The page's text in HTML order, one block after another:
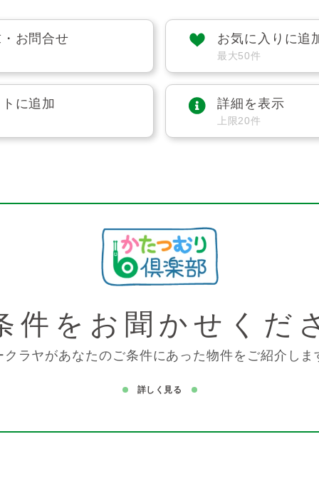
お問合せ お気に入りに追
最大50件
に追加 詳細を表示
上限20件
件を お聞かせくだ
クラヤがあなたのご条件にあった物件をご紹介しま
詳しく見る